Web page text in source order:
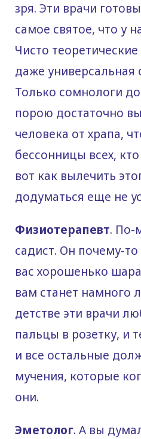
зря. Эти врачи
самое святое, что у
Чисто
даже
Только сомнологи
порою достаточно
человека от храпа,
бессонницы всех,
вот как вылечить
додуматься еще не
Физиотерапевт. По-
садист. Он почему-
вас хорошенько
вам станет намного
детстве эти врачи
пальцы в розетку, и
и все остальные
мучения, которые
они.
Эметолог. А вы